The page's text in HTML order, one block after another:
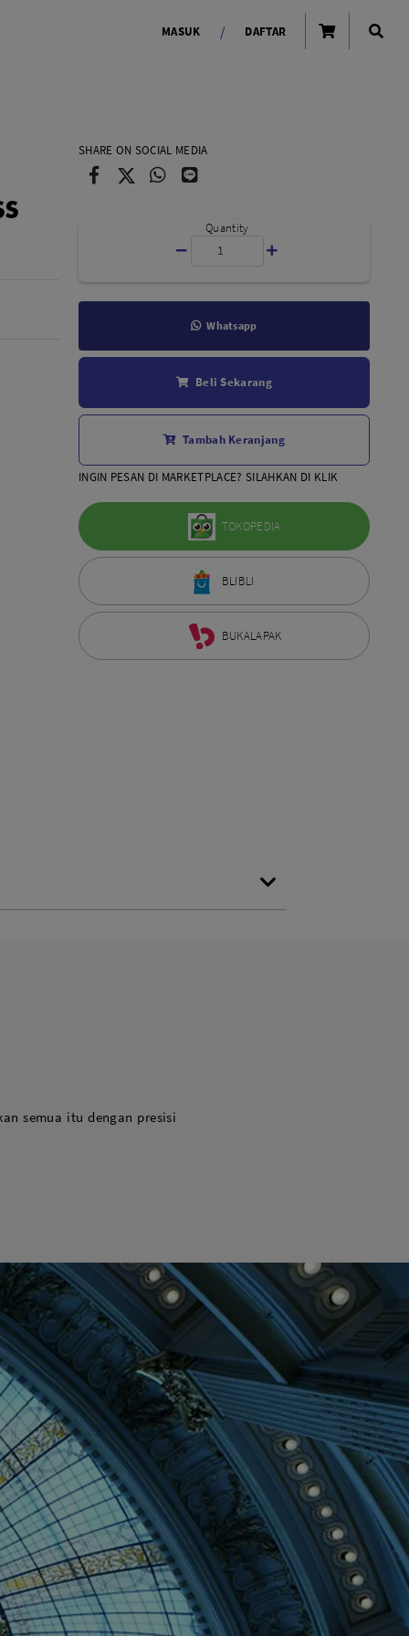
Ring Light
LENSA KAMERA
Aksesoris Lensa
Sony FE
7Artisans
Canon EOS-R
Canon EOS-M
Fujifilm
Tamron
MASUK / DAFTAR
SHARE ON SOCIAL MEDIA
Quantity
Whatsapp
Beli Sekarang
Tambah Keranjang
INGIN PESAN DI MARKETPLACE? SILAHKAN DI KLIK
TOKOPEDIA
BLIBLI
BUKALAPAK
semua itu dengan presisi